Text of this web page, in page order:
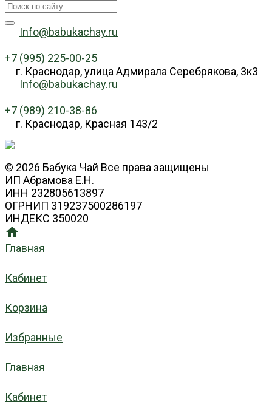
Info@babukachay.ru
+7 (995) 225-00-25
г. Краснодар, улица Адмирала Серебрякова, 3к3
Info@babukachay.ru
+7 (989) 210-38-86
г. Краснодар, Красная 143/2
© 2026 Бабука Чай Все права защищены
ИП Абрамова Е.Н.
ИНН 232805613897
ОГРНИП 319237500286197
ИНДЕКС 350020
Главная
Кабинет
Корзина
Избранные
Главная
Кабинет